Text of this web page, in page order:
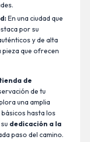
En una ciudad que
por su
y de alta
pieza que ofrecen
de
de tu
una amplia
hasta los
dedicación a la
paso del camino.